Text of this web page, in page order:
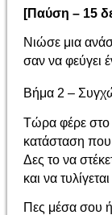
[Παύση – 15
Νιώσε μια
σαν να φεύγει
Βήμα 2 –
Τώρα φέρε
κατάσταση που
Δες το να
και να
Πες μέσα σου